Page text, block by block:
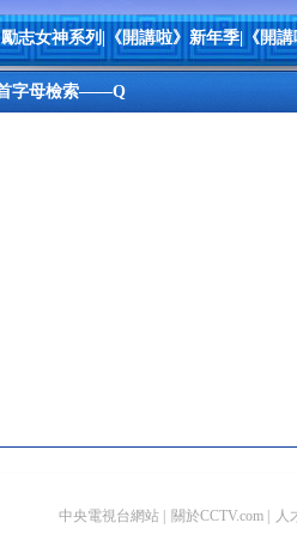
志女神系列 《開講啦》新年季| 《開
首字母檢索——Q
中央電視台網站 關於CCTV.com 人